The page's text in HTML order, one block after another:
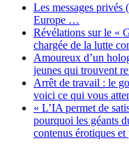
Les messages privés
Europe …
Révélations sur le «
chargée de la lutte
Amoureux d’un
jeunes qui trouvent
Arrêt de travail : le
voici ce qui vous
« L’IA permet de
pourquoi les géants
contenus érotiques